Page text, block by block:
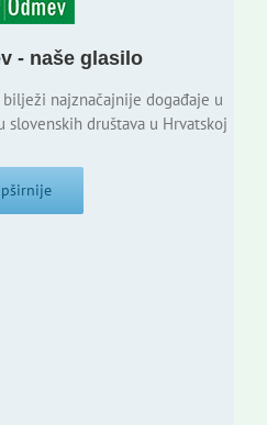
- naše glasilo
bilježi najznačajnije događaje u
slovenskih društava u Hrvatskoj